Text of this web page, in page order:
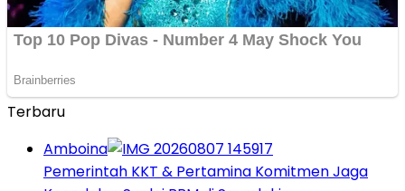
Terbaru
Amboina
Pemerintah KKT & Pertamina Komitmen Jaga